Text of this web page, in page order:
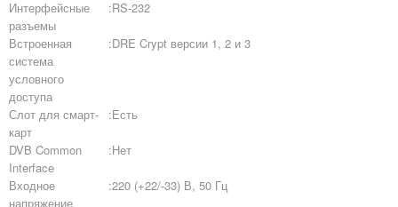
Интерфейсные
разъемы
:RS-232
Встроенная
система
условного
доступа
:DRE Crypt версии 1, 2 и 3
Слот для смарт-
карт
:Есть
DVB Common
Interface
:Нет
Входное
напряжение
:220 (+22/-33) В, 50 Гц